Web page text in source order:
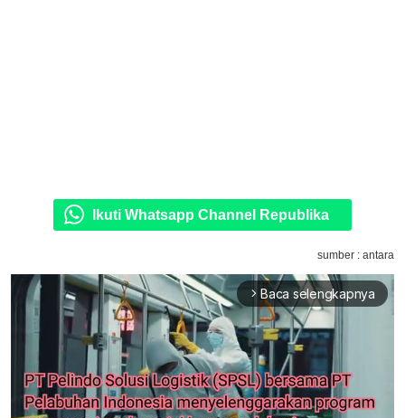
Ikuti Whatsapp Channel Republika
sumber : antara
arrow_forward_ios Baca selengkapnya